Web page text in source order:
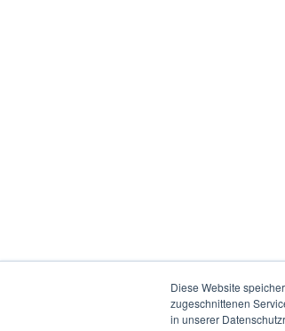
Diese Website
zugeschnittenen
in unserer